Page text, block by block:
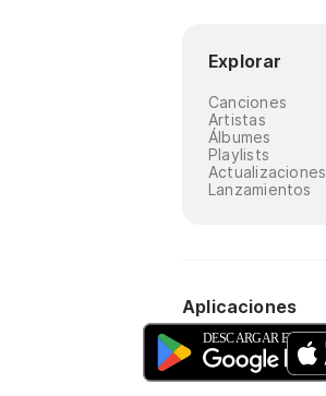
Explorar
Canciones
Artistas
Álbumes
Playlists
Actualizaciones
Lanzamientos
Aplicaciones